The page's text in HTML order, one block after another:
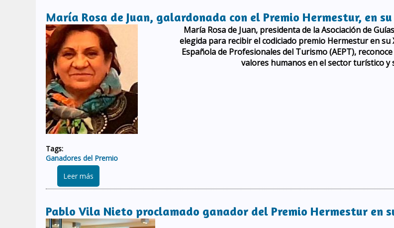
María Rosa de Juan, galardonada con el Premio Hermestur, en
María Rosa de Juan, presidenta de la Asociación de
elegida para recibir el codiciado premio Hermestur en su
Española de Profesionales del Turismo (AEPT),
valores humanos en el sector turístico y
Tags:
Ganadores del Premio
Leer más
Pablo Vila Nieto proclamado ganador del Premio Hermestur en